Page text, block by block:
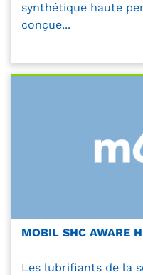
synthétique haute
conçue...
MOBIL SHC AWARE
Les lubrifiants de la